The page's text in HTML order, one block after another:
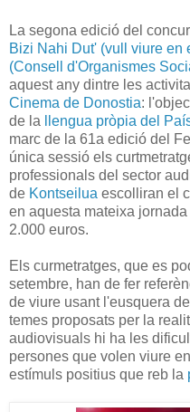
La segona edició del
Bizi Nahi Dut' (vull viure en
(Consell d'Organismes
aquest any dintre les
Cinema de Donostia:
de la
llengua pròpia del
marc de la 61a edició del
única sessió els
professionals del sector
de Kontseilua escolliran el
en aquesta mateixa
2.000 euros.
Els curmetratges, que es
setembre, han de fer
de viure usant l'eusquera
temes proposats per la
audiovisuals hi ha les
persones que volen viure
estímuls positius que reb la